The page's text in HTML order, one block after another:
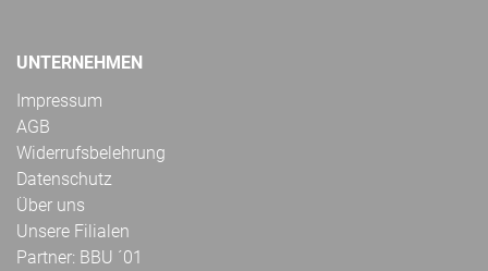
UNTERNEHMEN
Impressum
AGB
Widerrufsbelehrung
Datenschutz
Über uns
Unsere Filialen
Partner: BBU ´01